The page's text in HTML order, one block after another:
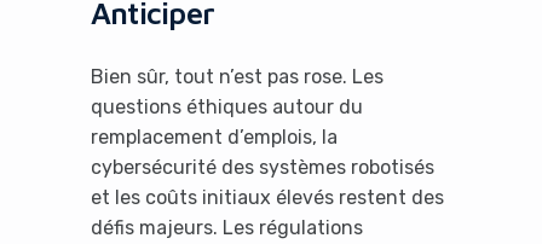
Anticiper
Bien sûr, tout n’est pas rose. Les
questions éthiques autour du
remplacement d’emplois, la
cybersécurité des systèmes robotisés
et les coûts initiaux élevés restent des
défis majeurs. Les régulations